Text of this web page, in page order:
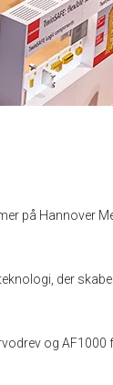
på Hannover
der
og